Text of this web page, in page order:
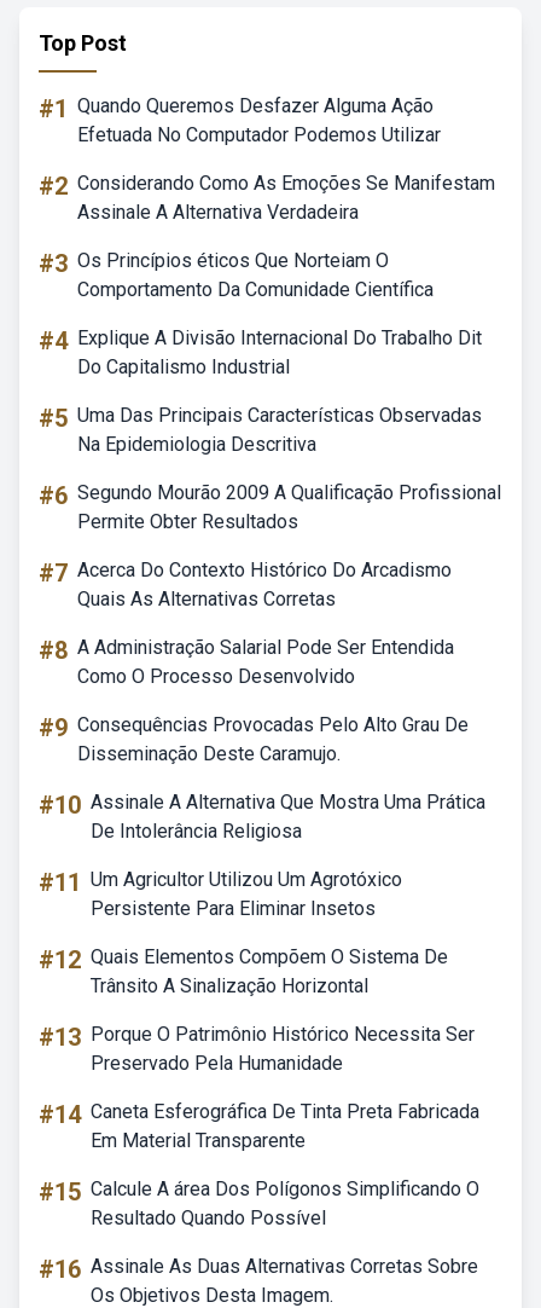
Top Post
#1 Quando Queremos Desfazer Alguma Ação
Efetuada No Computador Podemos Utilizar
#2 Considerando Como As Emoções Se Manifestam
Assinale A Alternativa Verdadeira
#3 Os Princípios éticos Que Norteiam O
Comportamento Da Comunidade Científica
#4 Explique A Divisão Internacional Do Trabalho Dit
Do Capitalismo Industrial
#5 Uma Das Principais Características Observadas
Na Epidemiologia Descritiva
#6 Segundo Mourão 2009 A Qualificação Profissional
Permite Obter Resultados
#7 Acerca Do Contexto Histórico Do Arcadismo
Quais As Alternativas Corretas
#8 A Administração Salarial Pode Ser Entendida
Como O Processo Desenvolvido
#9 Consequências Provocadas Pelo Alto Grau De
Disseminação Deste Caramujo.
#10 Assinale A Alternativa Que Mostra Uma Prática
De Intolerância Religiosa
#11 Um Agricultor Utilizou Um Agrotóxico
Persistente Para Eliminar Insetos
#12 Quais Elementos Compõem O Sistema De
Trânsito A Sinalização Horizontal
#13 Porque O Patrimônio Histórico Necessita Ser
Preservado Pela Humanidade
#14 Caneta Esferográfica De Tinta Preta Fabricada
Em Material Transparente
#15 Calcule A área Dos Polígonos Simplificando O
Resultado Quando Possível
#16 Assinale As Duas Alternativas Corretas Sobre
Os Objetivos Desta Imagem.